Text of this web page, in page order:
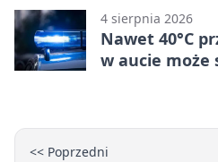
4 sierpnia 2026
Nawet 40°C
w aucie może
<< Poprzedni